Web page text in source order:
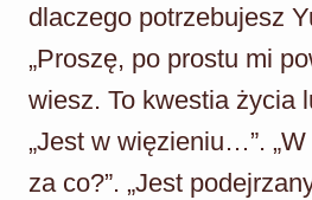
dlaczego potrzebujesz
„Proszę, po prostu mi
wiesz. To kwestia życia
„Jest w więzieniu…”.
za co?”. „Jest